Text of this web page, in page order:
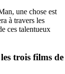
une chose est
à travers les
ces talentueux
trois films de